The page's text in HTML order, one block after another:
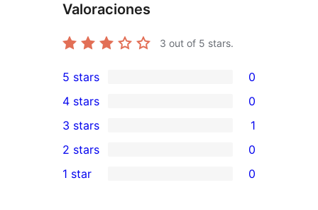
Valoraciones
3 out of 5 stars.
0
5-
star
reviews
5 stars 0
4-
star
reviews
4 stars 0
1
3-
star
3 stars 1
2-
2 stars 0
1 star 0